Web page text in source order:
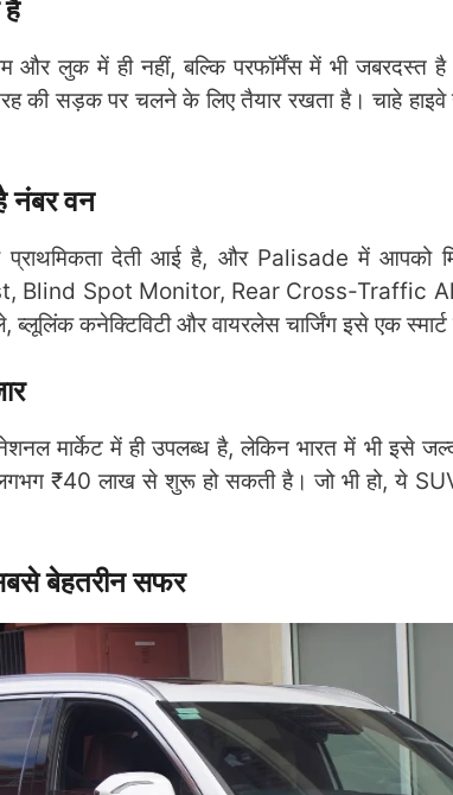
है
लुक में ही नहीं, बल्कि परफॉर्मेंस में भी जबरदस्त
की सड़क पर चलने के लिए तैयार रखता है। चाहे हाइवे
नंबर वन
देती आई है, और Palisade में आपको
Blind Spot Monitor, Rear Cross-Traffic
ब्लूलिंक कनेक्टिविटी और वायरलेस चार्जिंग इसे एक स्मार्ट
मार्केट में ही उपलब्ध है, लेकिन भारत में भी इसे
₹40 लाख से शुरू हो सकती है। जो भी हो, ये
बेहतरीन सफर